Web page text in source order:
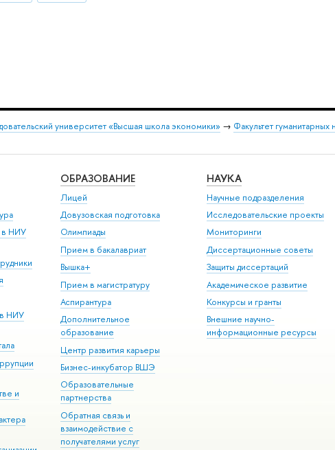
университет «Высшая школа экономики» → Факультет гуманитарных
в НИУ
НИУ
и
ОБРАЗОВАНИЕ
Лицей
Довузовская подготовка
Олимпиады
Прием в бакалавриат
Вышка+
Прием в магистратуру
Аспирантура
Дополнительное
образование
Центр развития карьеры
Бизнес-инкубатор ВШЭ
Образовательные
партнерства
Обратная связь и
взаимодействие с
получателями услуг
НАУКА
Научные подразделения
Исследовательские проекты
Мониторинги
Диссертационные советы
Защиты диссертаций
Академическое развитие
Конкурсы и гранты
Внешние научно-
информационные ресурсы